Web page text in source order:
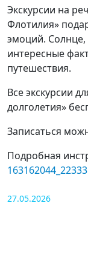
Экскурсии на
Флотилия»
эмоций.
интересные
путешествия.
Все экскурсии
долголетия»
Записаться
Подробная
163162044_22333
27.05.2026